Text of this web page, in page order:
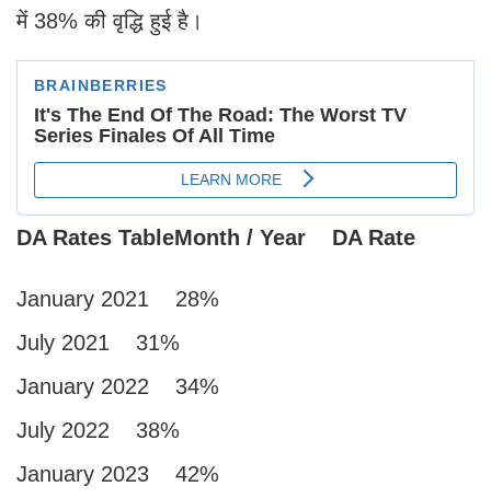
में 38% की वृद्धि हुई है।
DA Rates TableMonth / Year DA Rate
January 2021 28%
July 2021 31%
January 2022 34%
July 2022 38%
January 2023 42%